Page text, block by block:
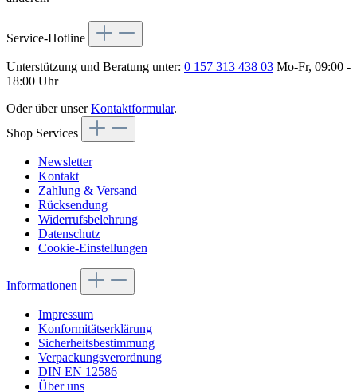
Service-Hotline
Unterstützung und Beratung unter: 0 157 313 438 03 Mo-Fr, 09:00 -
18:00 Uhr
Oder über unserKontaktformular.
Shop Services
Newsletter
Kontakt
Zahlung & Versand
Rücksendung
Widerrufsbelehrung
Datenschutz
Cookie-Einstellungen
Informationen
Impressum
Konformitätserklärung
Sicherheitsbestimmung
Verpackungsverordnung
DIN EN 12586
Über uns